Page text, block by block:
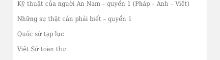
Kỹ thuật của người An Nam – quyển 1 (Pháp – Anh – Việt)
Những sự thật cần phải biết – quyển 1
Quốc sử tạp lục
Việt Sử toàn thư